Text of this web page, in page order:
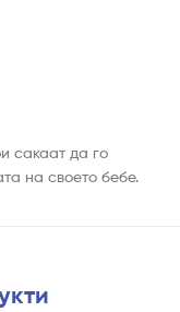
сакаат да го
на своето бебе.